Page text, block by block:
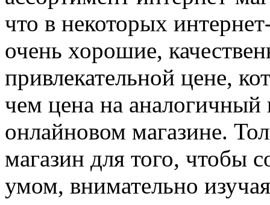
что в некоторых
очень хорошие,
привлекательной цене,
чем цена на
онлайновом магазине.
магазин для того, чтобы
умом, внимательно